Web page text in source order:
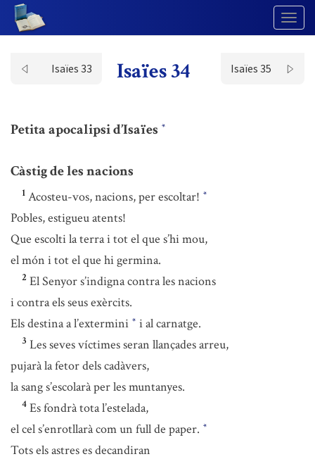
Isaïes 33 Isaïes 34 Isaïes 35
Petita apocalipsi d’Isaïes *
Càstig de les nacions
1 Acosteu-vos, nacions, per escoltar! *
Pobles, estigueu atents!
Que escolti la terra i tot el que s’hi mou,
el món i tot el que hi germina.
2 El Senyor s’indigna contra les nacions
i contra els seus exèrcits.
Els destina a l’extermini * i al carnatge.
3 Les seves víctimes seran llançades arreu,
pujarà la fetor dels cadàvers,
la sang s’escolarà per les muntanyes.
4 Es fondrà tota l’estelada,
el cel s’enrotllarà com un full de paper. *
Tots els astres es decandiran